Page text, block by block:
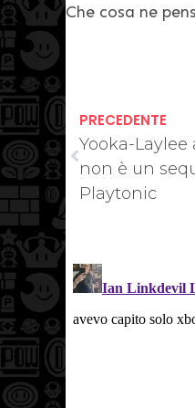
Che cosa ne
PRECEDENTE
Yooka-
non è un
Playtonic